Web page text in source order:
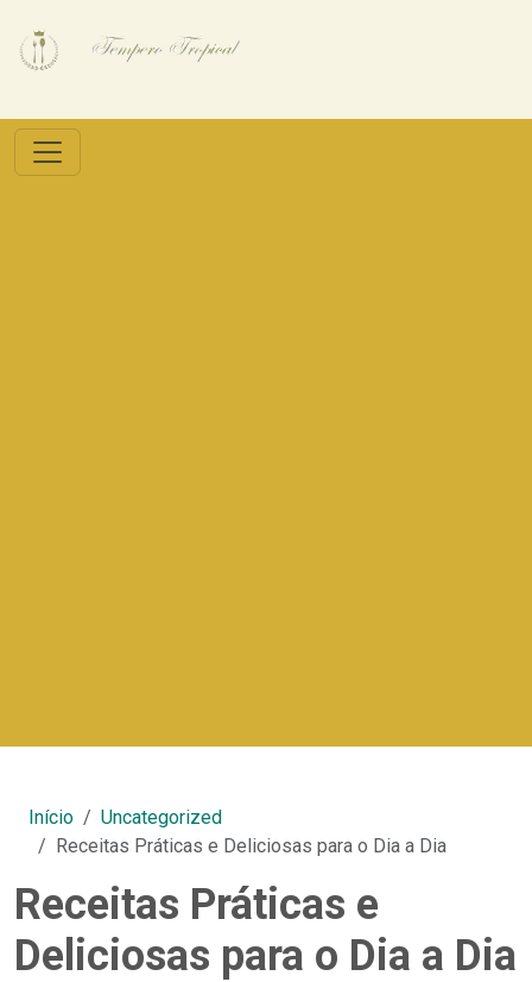
Início
Uncategorized
Receitas Práticas e Deliciosas para o Dia a Dia
Receitas Práticas e
Deliciosas para o Dia a Dia